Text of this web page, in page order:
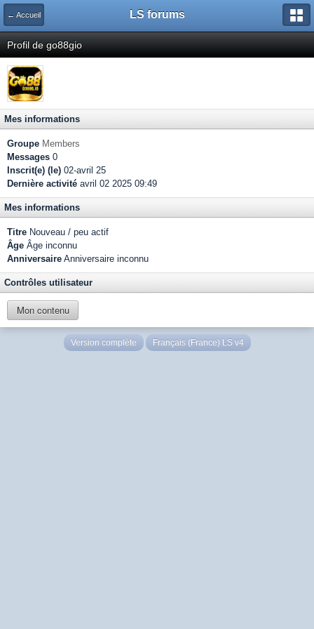
← Accueil LS forums
Profil de go88gio
Mes informations
Groupe Members
Messages 0
Inscrit(e) (le) 02-avril 25
Dernière activité avril 02 2025 09:49
Mes informations
Titre Nouveau / peu actif
Âge Âge inconnu
Anniversaire Anniversaire inconnu
Contrôles utilisateur
Mon contenu
Version complète Français (France) LS v4